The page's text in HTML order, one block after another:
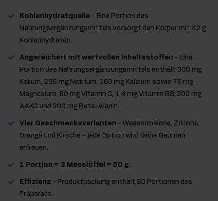
Kohlenhydratquelle - Eine Portion des
Nahrungsergänzungsmittels versorgt den Körper mit 42 g
Kohlenhydraten.
Angereichert mit wertvollen Inhaltsstoffen - Eine
Portion des Nahrungsergänzungsmittels enthält 300 mg
Kalium, 285 mg Natrium, 160 mg Kalzium sowie 75 mg
Magnesium, 80 mg Vitamin C, 1,4 mg Vitamin B6, 200 mg
AAKG und 200 mg Beta-Alanin.
Vier Geschmacksvarianten - Wassermelone, Zitrone,
Orange und Kirsche - jede Option wird deine Gaumen
erfreuen.
1 Portion = 3 Messlöffel = 50 g.
Effizienz - Produktpackung enthält 60 Portionen des
Präparats.